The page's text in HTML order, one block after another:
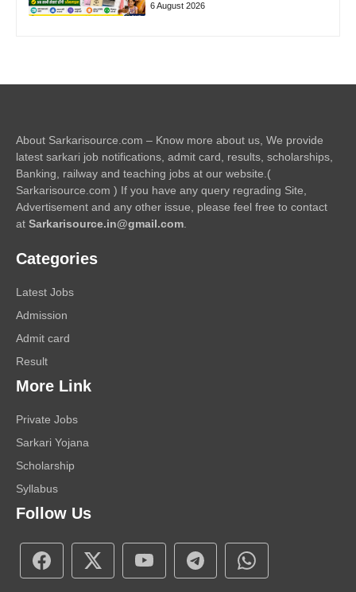
6 August 2026
About Sarkarisource.com – Know more about us, We provide
latest sarkari job notifications, admit card, results, scholarships,
Banking, railway and teaching jobs at our website.(
Sarkarisource.com ) If you have any query regrading Site,
Advertisement and any other issue, please feel free to contact
at Sarkarisource.in@gmail.com
Categories
Latest Jobs
Admission
Admit card
Result
More Link
Private Jobs
Sarkari Yojana
Scholarship
Syllabus
Follow Us